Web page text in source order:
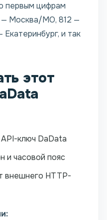
первым цифрам
— Москва/МО, 812 —
и так
этот
ключ DaData
и часовой пояс
внешнего HTTP-